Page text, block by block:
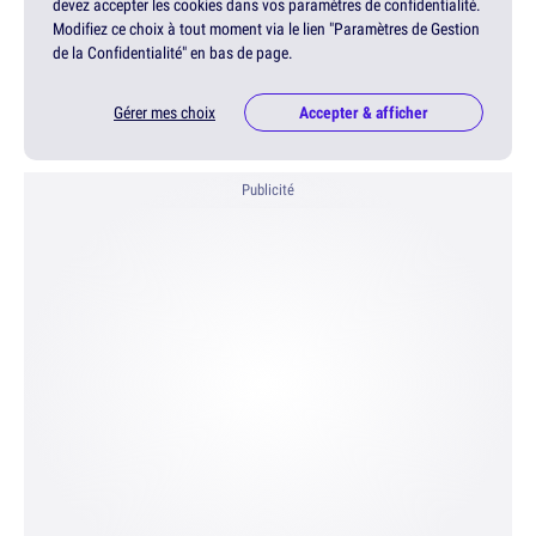
devez accepter les cookies dans vos paramètres de confidentialité.
Modifiez ce choix à tout moment via le lien "Paramètres de Gestion
de la Confidentialité" en bas de page.
Gérer mes choix Accepter & afficher
Publicité